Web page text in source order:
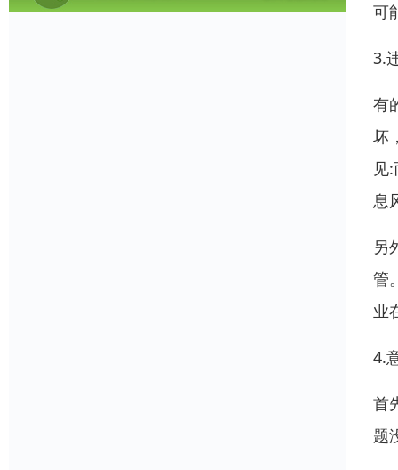
可
3.
有
坏
见
息
另
管
业
4.
首
题